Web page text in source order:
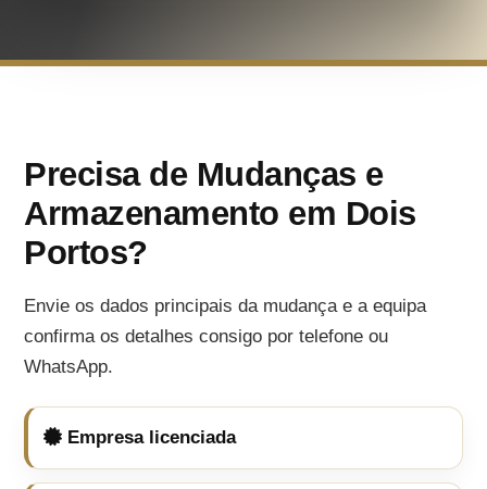
Precisa de Mudanças e
Armazenamento em Dois
Portos?
Envie os dados principais da mudança e a equipa
confirma os detalhes consigo por telefone ou
WhatsApp.
Empresa licenciada